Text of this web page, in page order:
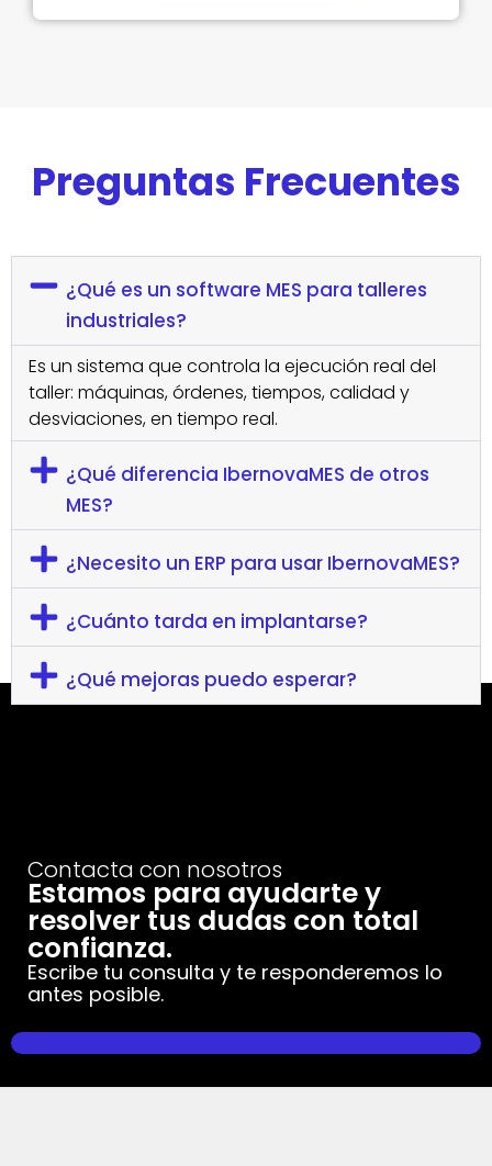
Preguntas Frecuentes
¿Qué es un software MES para talleres
industriales?
Es un sistema que controla la ejecución real del
taller: máquinas, órdenes, tiempos, calidad y
desviaciones, en tiempo real.
¿Qué diferencia IbernovaMES de otros
MES?
¿Necesito un ERP para usar IbernovaMES?
¿Cuánto tarda en implantarse?
¿Qué mejoras puedo esperar?
Contacta con nosotros
Estamos para ayudarte y
resolver tus dudas con total
confianza.
Escribe tu consulta y te responderemos lo
antes posible.